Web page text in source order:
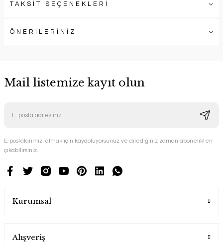
TAKSİT SEÇENEKLERİ
ÖNERİLERİNİZ
Mail listemize kayıt olun
E-postalarımızı almak için kaydoluyorsunuz ve dilediğiniz zaman abonelikten
çıkabilirsiniz.
Kurumsal
Alışveriş